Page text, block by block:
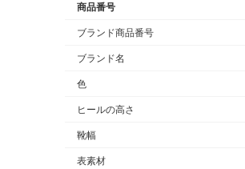
商品番号
ブランド商品番号
ブランド名
色
ヒールの高さ
靴幅
表素材